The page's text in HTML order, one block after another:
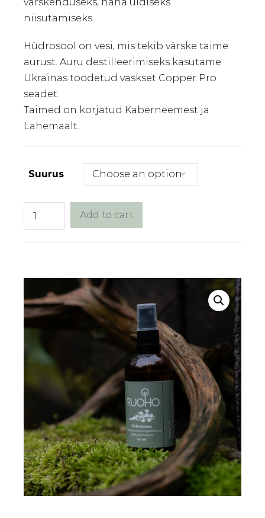
niisutamiseks.
Hüdrosool on vesi, mis tekib värske taime
aurust. Auru destilleerimiseks kasutame
Ukrainas toodetud vaskset Copper Pro
seadet.
Taimed on korjatud Kaberneemest ja
Lahemaalt.
Suurus
Põdrakanepi
quantity
Add to cart